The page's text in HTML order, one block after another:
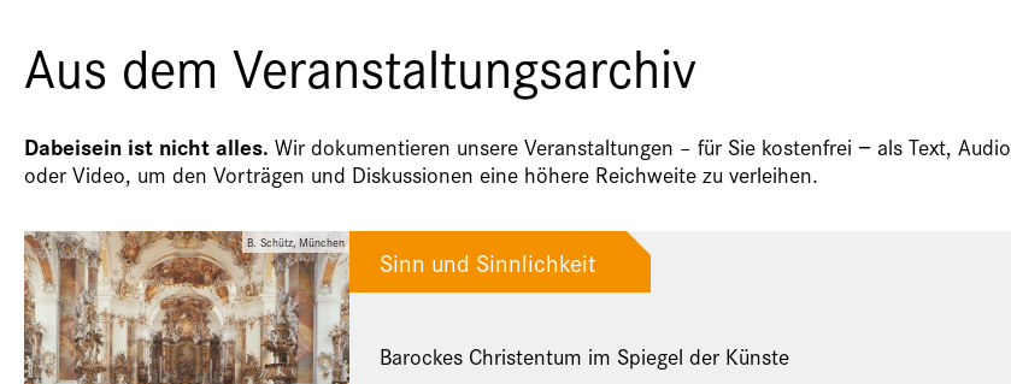
Aus dem Veranstaltungsarchiv
Dabeisein ist nicht alles. Wir dokumentieren unsere Veranstaltungen – für Sie kostenfrei − als Text, Audio
oder Video, um den Vorträgen und Diskussionen eine höhere Reichweite zu verleihen.
B. Schütz, München
Sinn und Sinnlichkeit
Barockes Christentum im Spiegel der Künste